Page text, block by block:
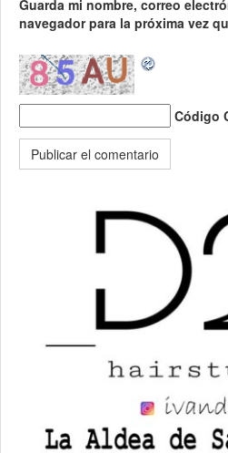
Guarda mi nombre, correo
navegador para la próxima vez
Código